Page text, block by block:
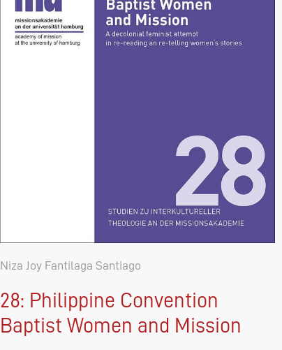
Niza Joy Fantilaga Santiago
28: Philippine Convention
Baptist Women and Mission